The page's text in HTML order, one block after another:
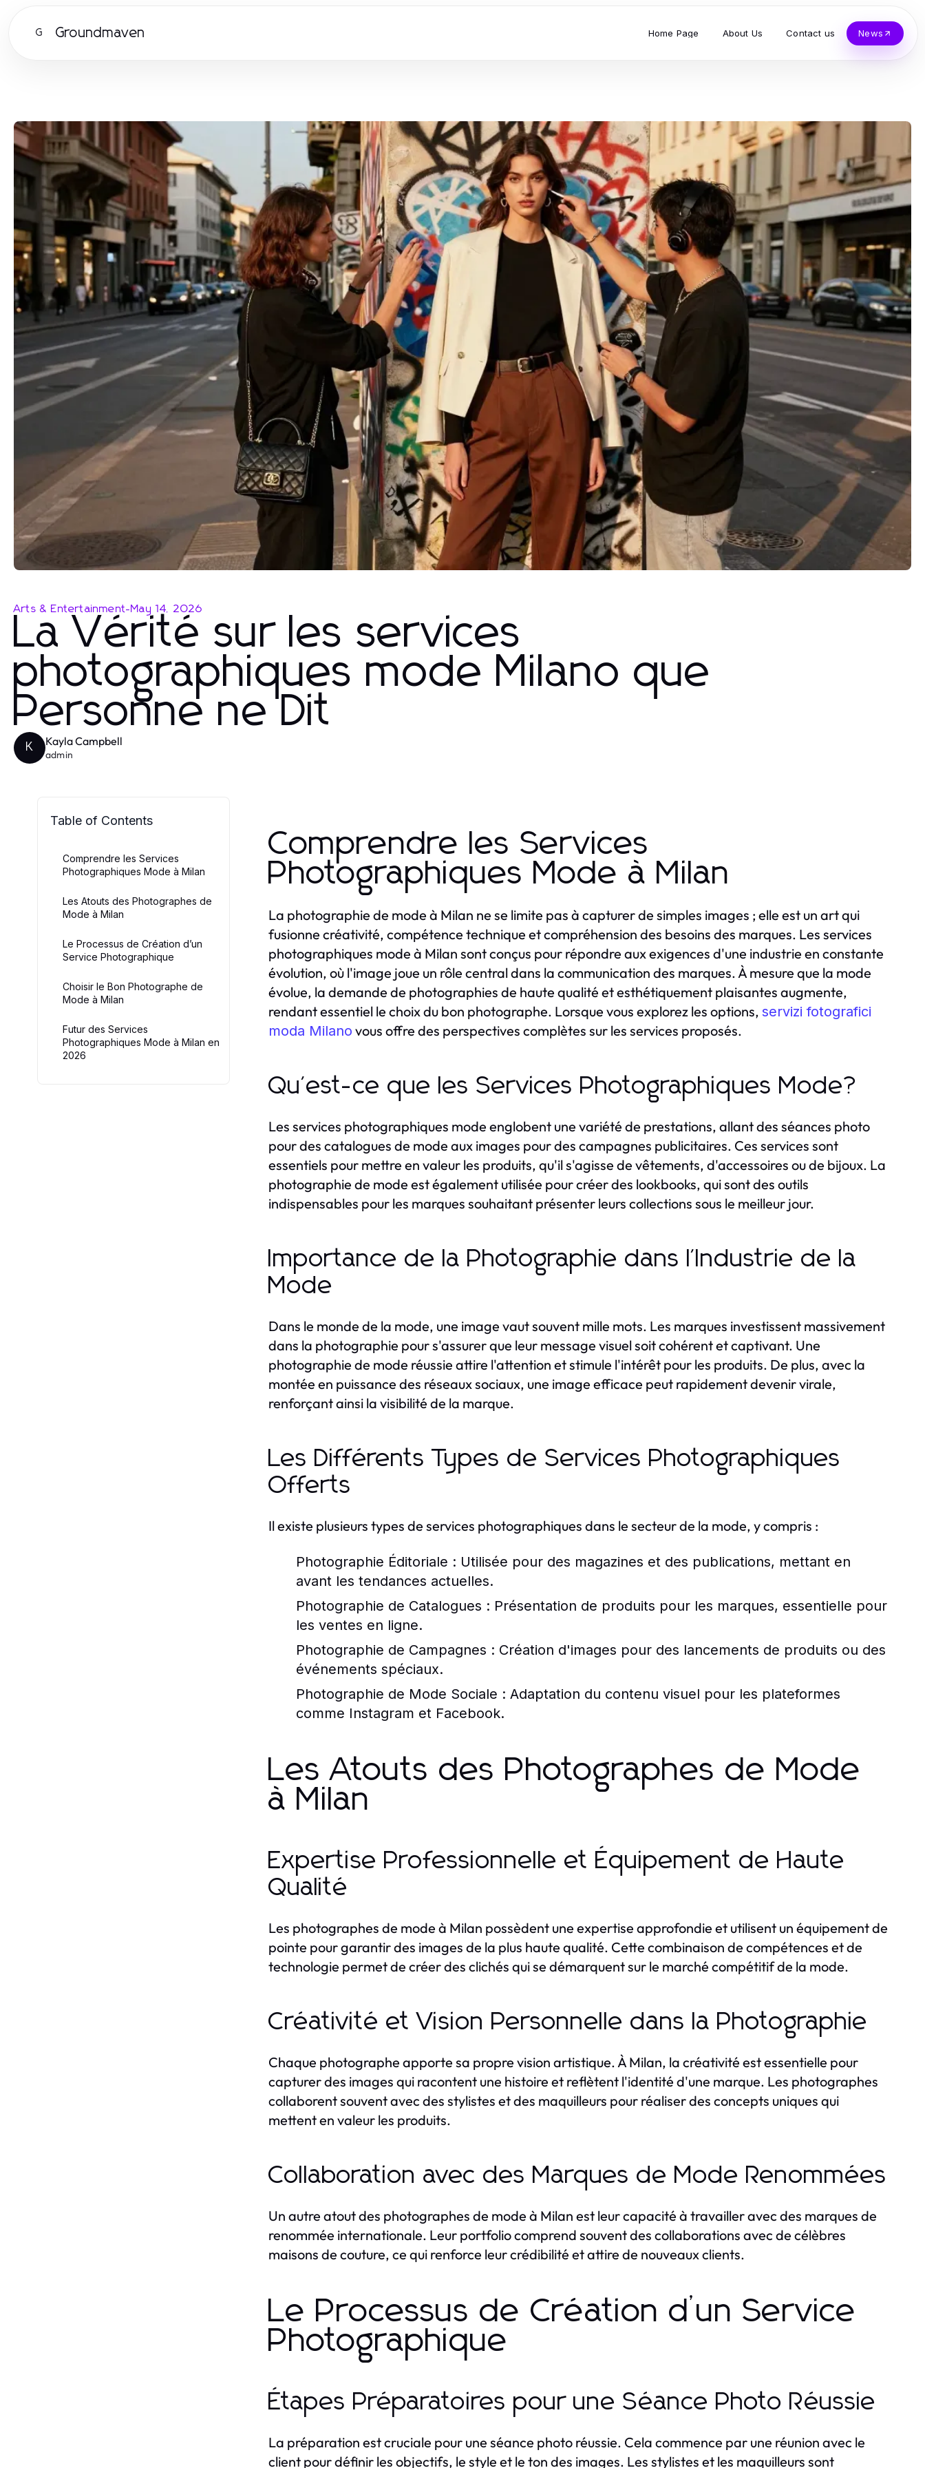
G Groundmaven Home Page About Us Contact us News
Arts & Entertainment-May 14, 2026
La Vérité sur les services
photographiques mode Milano que
Personne ne Dit
K Kayla Campbell
admin
Table of Contents
Comprendre les Services
Photographiques Mode à Milan
Les Atouts des Photographes de
Mode à Milan
Le Processus de Création d’un
Service Photographique
Choisir le Bon Photographe de
Mode à Milan
Futur des Services
Photographiques Mode à Milan en
2026
Comprendre les Services
Photographiques Mode à Milan
La photographie de mode à Milan ne se limite pas à capturer de simples images ; elle est un art qui
fusionne créativité, compétence technique et compréhension des besoins des marques. Les services
photographiques mode à Milan sont conçus pour répondre aux exigences d'une industrie en constante
évolution, où l'image joue un rôle central dans la communication des marques. À mesure que la mode
évolue, la demande de photographies de haute qualité et esthétiquement plaisantes augmente,
rendant essentiel le choix du bon photographe. Lorsque vous explorez les options, servizi fotografici
moda Milano vous offre des perspectives complètes sur les services proposés.
Qu'est-ce que les Services Photographiques Mode?
Les services photographiques mode englobent une variété de prestations, allant des séances photo
pour des catalogues de mode aux images pour des campagnes publicitaires. Ces services sont
essentiels pour mettre en valeur les produits, qu'il s'agisse de vêtements, d'accessoires ou de bijoux. La
photographie de mode est également utilisée pour créer des lookbooks, qui sont des outils
indispensables pour les marques souhaitant présenter leurs collections sous le meilleur jour.
Importance de la Photographie dans l'Industrie de la
Mode
Dans le monde de la mode, une image vaut souvent mille mots. Les marques investissent massivement
dans la photographie pour s'assurer que leur message visuel soit cohérent et captivant. Une
photographie de mode réussie attire l'attention et stimule l'intérêt pour les produits. De plus, avec la
montée en puissance des réseaux sociaux, une image efficace peut rapidement devenir virale,
renforçant ainsi la visibilité de la marque.
Les Différents Types de Services Photographiques
Offerts
Il existe plusieurs types de services photographiques dans le secteur de la mode, y compris :
Photographie Éditoriale : Utilisée pour des magazines et des publications, mettant en
avant les tendances actuelles.
Photographie de Catalogues : Présentation de produits pour les marques, essentielle pour
les ventes en ligne.
Photographie de Campagnes : Création d'images pour des lancements de produits ou des
événements spéciaux.
Photographie de Mode Sociale : Adaptation du contenu visuel pour les plateformes
comme Instagram et Facebook.
Les Atouts des Photographes de Mode
à Milan
Expertise Professionnelle et Équipement de Haute
Qualité
Les photographes de mode à Milan possèdent une expertise approfondie et utilisent un équipement de
pointe pour garantir des images de la plus haute qualité. Cette combinaison de compétences et de
technologie permet de créer des clichés qui se démarquent sur le marché compétitif de la mode.
Créativité et Vision Personnelle dans la Photographie
Chaque photographe apporte sa propre vision artistique. À Milan, la créativité est essentielle pour
capturer des images qui racontent une histoire et reflètent l'identité d'une marque. Les photographes
collaborent souvent avec des stylistes et des maquilleurs pour réaliser des concepts uniques qui
mettent en valeur les produits.
Collaboration avec des Marques de Mode Renommées
Un autre atout des photographes de mode à Milan est leur capacité à travailler avec des marques de
renommée internationale. Leur portfolio comprend souvent des collaborations avec de célèbres
maisons de couture, ce qui renforce leur crédibilité et attire de nouveaux clients.
Le Processus de Création d’un Service
Photographique
Étapes Préparatoires pour une Séance Photo Réussie
La préparation est cruciale pour une séance photo réussie. Cela commence par une réunion avec le
client pour définir les objectifs, le style et le ton des images. Les stylistes et les maquilleurs sont